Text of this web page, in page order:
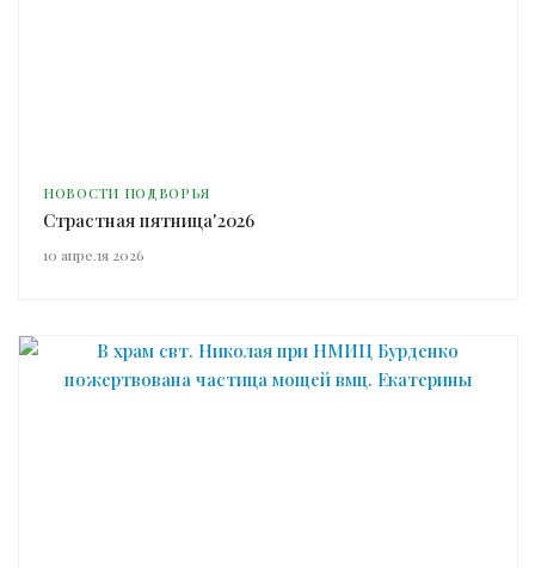
НОВОСТИ ПОДВОРЬЯ
Страстная пятница'2026
10 апреля 2026